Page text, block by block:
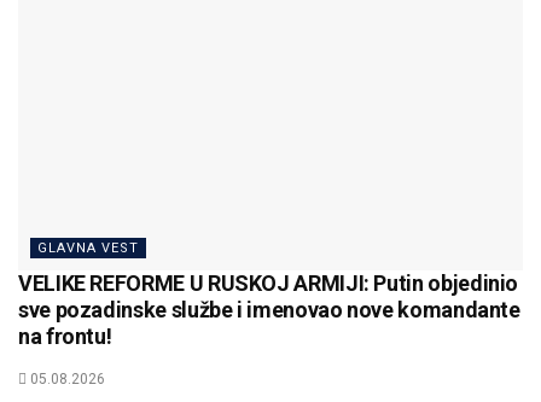
GLAVNA VEST
VELIKE REFORME U RUSKOJ ARMIJI: Putin objedinio
sve pozadinske službe i imenovao nove komandante
na frontu!
05.08.2026